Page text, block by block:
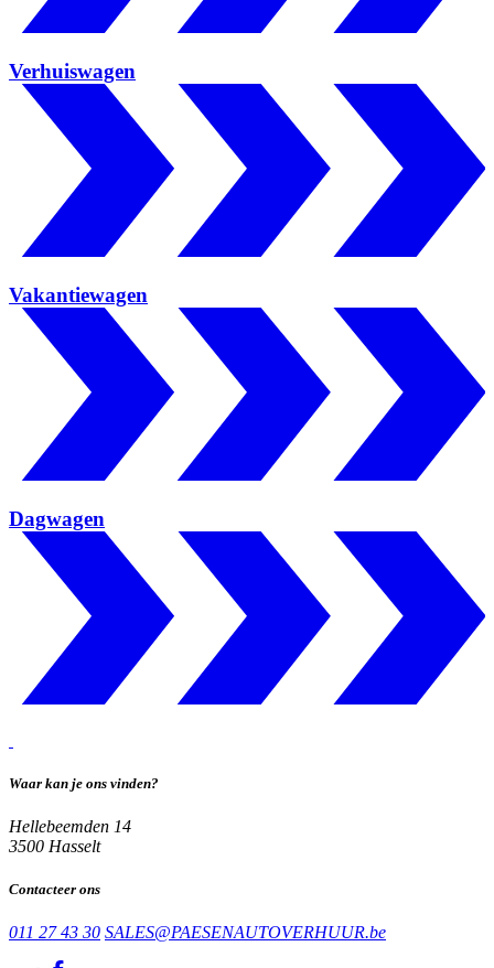
Verhuiswagen
Vakantiewagen
Dagwagen
Waar kan je ons vinden?
Hellebeemden 14
3500 Hasselt
Contacteer ons
011 27 43 30 SALES@PAESENAUTOVERHUUR.be